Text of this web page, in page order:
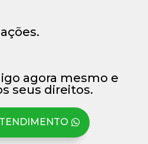
agora mesmo e
seus direitos.